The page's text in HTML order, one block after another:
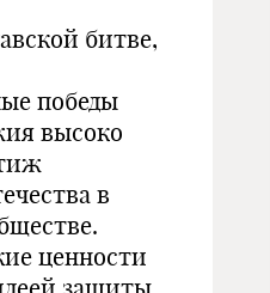
битве,
победы
высоко
в
ценности